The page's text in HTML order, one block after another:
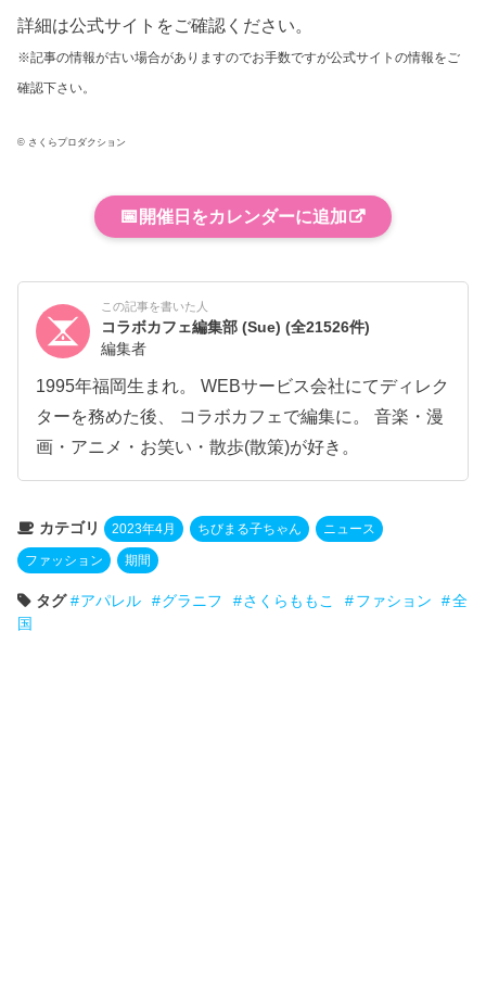
詳細は公式サイトをご確認ください。
※記事の情報が古い場合がありますのでお手数ですが公式サイトの情報をご
確認下さい。
© さくらプロダクション
📅 開催日をカレンダーに追加
この記事を書いた人
コラボカフェ編集部 (Sue)(全21526件)
編集者
1995年福岡生まれ。 WEBサービス会社にてディレク
ターを務めた後、 コラボカフェで編集に。 音楽・漫
画・アニメ・お笑い・散歩(散策)が好き。
カテゴリ 2023年4月 ちびまる子ちゃん ニュース
ファッション 期間
タグ アパレル グラニフ さくらももこ ファション
全
国